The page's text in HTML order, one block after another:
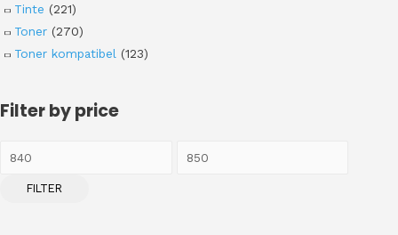
Tinte (221)
Toner (270)
Toner kompatibel (123)
Filter by price
FILTER